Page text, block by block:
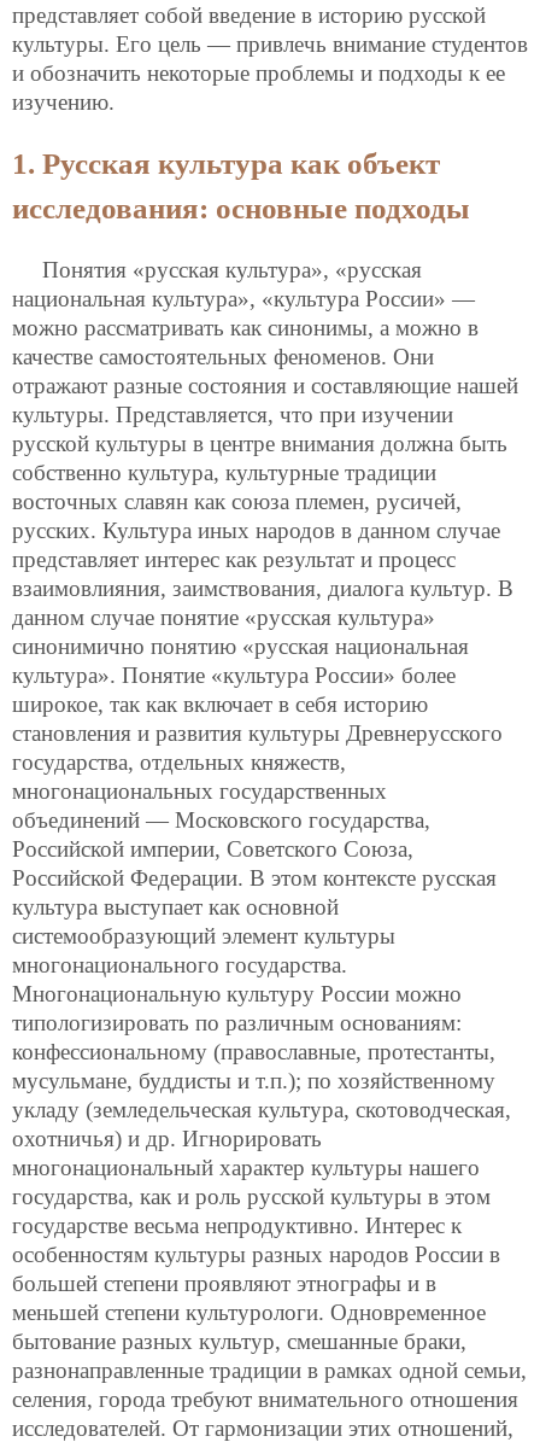
представляет собой введение в историю русской
культуры. Его цель — привлечь внимание студентов
и обозначить некоторые проблемы и подходы к ее
изучению.
1. Русская культура как объект
исследования: основные подходы
Понятия «русская культура», «русская
национальная культура», «культура России» —
можно рассматривать как синонимы, а можно в
качестве самостоятельных феноменов. Они
отражают разные состояния и составляющие нашей
культуры. Представляется, что при изучении
русской культуры в центре внимания должна быть
собственно культура, культурные традиции
восточных славян как союза племен, русичей,
русских. Культура иных народов в данном случае
представляет интерес как результат и процесс
взаимовлияния, заимствования, диалога культур. В
данном случае понятие «русская культура»
синонимично понятию «русская национальная
культура». Понятие «культура России» более
широкое, так как включает в себя историю
становления и развития культуры Древнерусского
государства, отдельных княжеств,
многонациональных государственных
объединений — Московского государства,
Российской империи, Советского Союза,
Российской Федерации. В этом контексте русская
культура выступает как основной
системообразующий элемент культуры
многонационального государства.
Многонациональную культуру России можно
типологизировать по различным основаниям:
конфессиональному (православные, протестанты,
мусульмане, буддисты и т.п.); по хозяйственному
укладу (земледельческая культура, скотоводческая,
охотничья) и др. Игнорировать
многонациональный характер культуры нашего
государства, как и роль русской культуры в этом
государстве весьма непродуктивно. Интерес к
особенностям культуры разных народов России в
большей степени проявляют этнографы и в
меньшей степени культурологи. Одновременное
бытование разных культур, смешанные браки,
разнонаправленные традиции в рамках одной семьи,
селения, города требуют внимательного отношения
исследователей. От гармонизации этих отношений,